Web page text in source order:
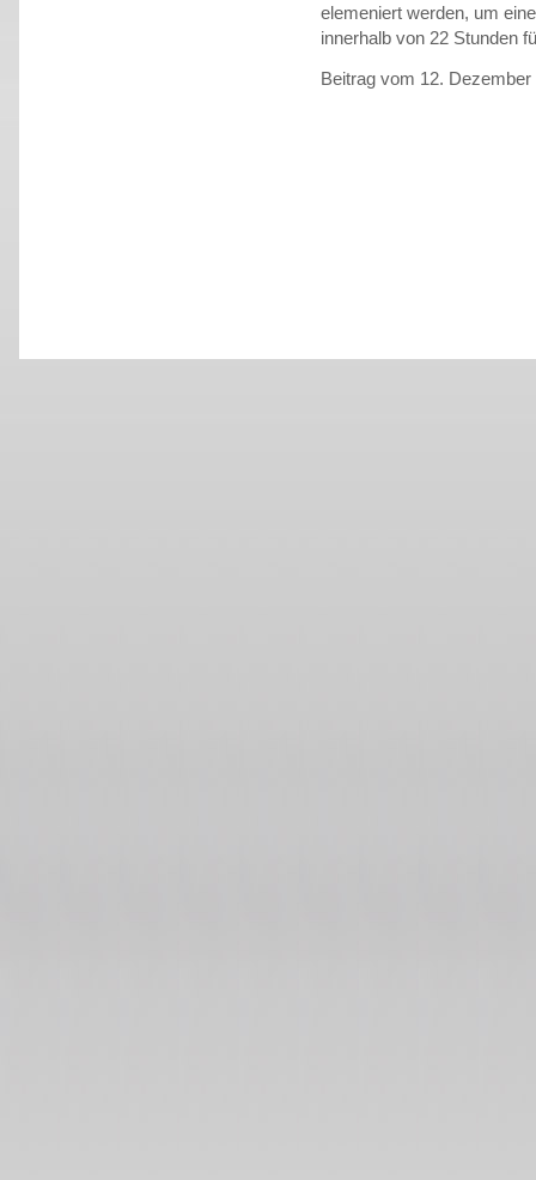
elemeniert werden, um
innerhalb von 22 Stunden
Beitrag vom 12. Dezember